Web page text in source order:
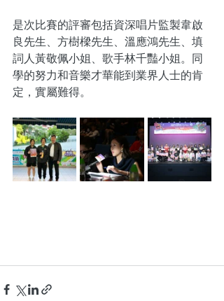
是次比賽的評審包括資深唱片監製韋啟
良先生、方樹樑先生、溫應鴻先生、填
詞人黃敬佩小姐、歌手林千豔小姐。同
學的努力和音樂才華能到業界人士的肯
定，實屬難得。